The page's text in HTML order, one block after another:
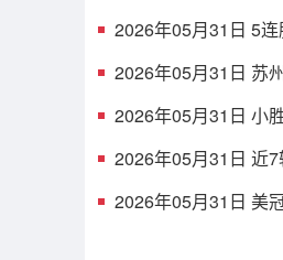
霄鹏破门
2026年05月31日 5
仅1胜
2026年05月31日 苏
1胜3负
2026年05月31日 小
补头球绝杀
2026年05月31日 近
制胜
2026年05月31日 美